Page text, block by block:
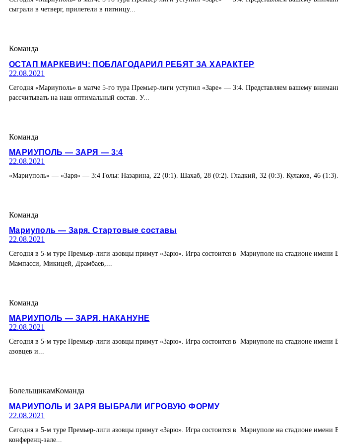
сыграли в четверг, прилетели в пятницу...
Команда
ОСТАП МАРКЕВИЧ: ПОБЛАГОДАРИЛ РЕБЯТ ЗА ХАРАКТЕР
22.08.2021
Сегодня «Мариуполь» в матче 5-го тура Премьер-лиги уступил «Заре» — 3:4. Представляем вашему
рассчитывать на наш оптимальный состав. У...
Команда
МАРИУПОЛЬ — ЗАРЯ — 3:4
22.08.2021
«Мариуполь» — «Заря» — 3:4 Голы: Назарина, 22 (0:1). Шахаб, 28 (0:2). Гладкий, 32 (0:3). Кулаков, 46
Команда
Мариуполь — Заря. Стартовые составы
22.08.2021
Сегодня в 5-м туре Премьер-лиги азовцы примут «Зарю». Игра состоится в Мариуполе на стадионе
Мампасси, Микицей, Драмбаев,...
Команда
МАРИУПОЛЬ — ЗАРЯ. НАКАНУНЕ
22.08.2021
Сегодня в 5-м туре Премьер-лиги азовцы примут «Зарю». Игра состоится в Мариуполе на стадионе
азовцев и...
БолельщикамКоманда
МАРИУПОЛЬ И ЗАРЯ ВЫБРАЛИ ИГРОВУЮ ФОРМУ
22.08.2021
Сегодня в 5-м туре Премьер-лиги азовцы примут «Зарю». Игра состоится в Мариуполе на стадионе
конференц-зале...